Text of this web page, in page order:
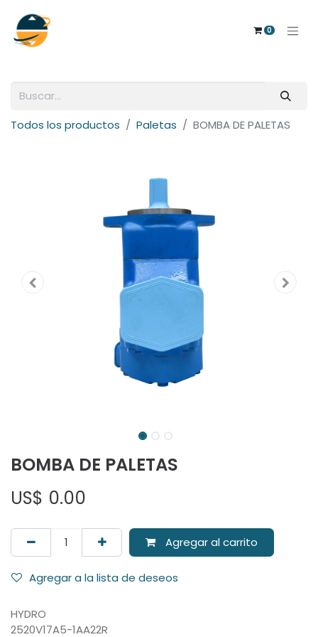
0
Todos los productos Paletas BOMBA DE PALETAS
BOMBA DE PALETAS
US$ 0.00
Agregar al carrito
Agregar a la lista de deseos
HYDRO
2520V17A5-1AA22R